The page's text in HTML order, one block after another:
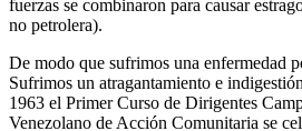
fuerzas se combinaron para causar
no petrolera).
De modo que sufrimos una enfermedad
Su­frimos un atragantamiento e
1963 el Primer Curso de Dirigentes
Venezolano de Ac­ción Comunitaria se